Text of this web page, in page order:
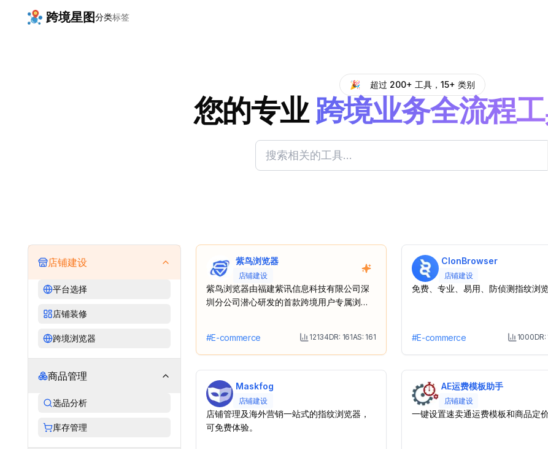
跨境星图分类标签
🎉 超过 200+ 工具，15+ 类别
您的专业 跨境业务全流程
店铺建设
平台选择
店铺装修
跨境浏览器
商品管理
选品分析
库存管理
紫鸟浏览器
店铺建设
紫鸟浏览器由福建紫讯信息科技有限公司深
圳分公司潜心研发的首款跨境用户专属浏览
#E-commerce Month Visit
12134DR: 161AS: 161
ClonBrowser
店铺建设
免费、专业、易用、防侦测指纹浏览
#E-commerce 1000DR:
Maskfog
店铺建设
店铺管理及海外营销一站式的指纹浏览器，
可免费体验。
AE运费模板助手
店铺建设
一键设置速卖通运费模板和商品定